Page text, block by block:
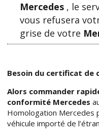
Mercedes, le
vous refusera
grise de votre
Besoin du certificat de
Alors commander
conformité Mercedes
Homologation Mercedes
véhicule importé de